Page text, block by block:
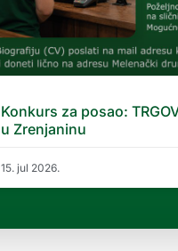
Konkurs za posao:
u Zrenjaninu
15. jul 2026.